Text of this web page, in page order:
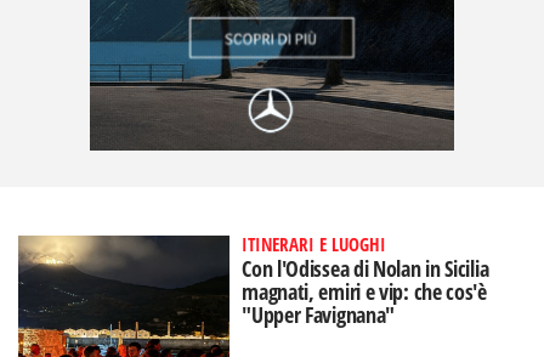
ITINERARI E LUOGHI
Con l'Odissea di Nolan in Sicilia
magnati, emiri e vip: che cos'è
"Upper Favignana"